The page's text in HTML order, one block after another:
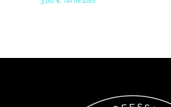
IVA incluido